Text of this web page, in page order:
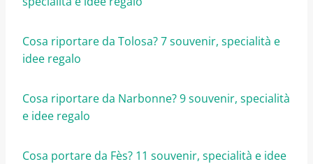
Cosa riportare da Tolosa? 7 souvenir, specialità e
idee regalo
Cosa riportare da Narbonne? 9 souvenir, specialità
e idee regalo
Cosa portare da Fès? 11 souvenir, specialità e idee